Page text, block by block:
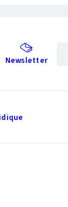
Newsletter